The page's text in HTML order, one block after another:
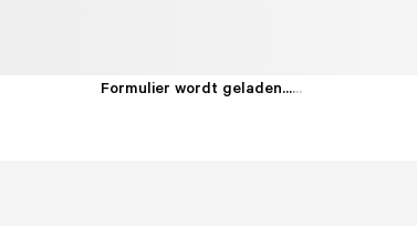
Formulier wordt geladen......